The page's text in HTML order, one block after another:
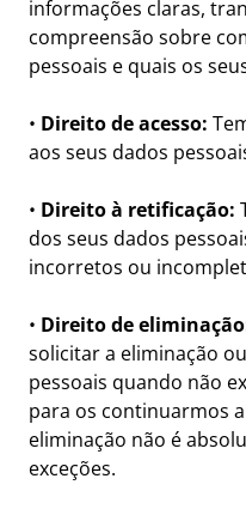
informações claras,
compreensão sobre
pessoais e quais os
• Direito de acesso:
aos seus dados
• Direito à retificação:
dos seus dados
incorretos ou
• Direito de
solicitar a eliminação
pessoais quando não
para os continuarmos
eliminação não é
exceções.